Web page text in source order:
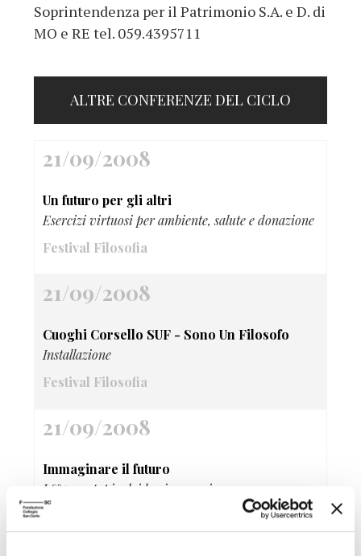
Soprintendenza per il Patrimonio S.A. e D. di
MO e RE tel. 059.4395711
ALTRE CONFERENZE DEL CICLO
21/09/2008
Un futuro per gli altri
Esercizi virtuosi per ambiente, salute e donazione
Festival Filosofia
21/09/2008
Cuoghi Corsello SUF - Sono Un Filosofo
Installazione
Festival Filosofia
21/09/2008
Immaginare il futuro
L&#39;utopia dei beni comuni